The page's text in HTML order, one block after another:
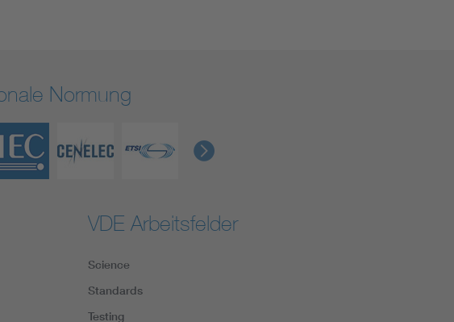
Normung
VDE Arbeitsfelder
Science
Standards
Testing